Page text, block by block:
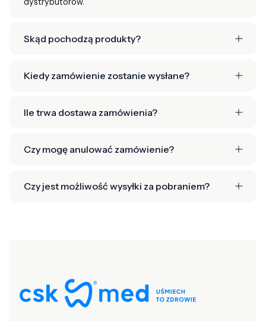
Skąd pochodzą produkty?
Kiedy zamówienie zostanie wysłane?
Ile trwa dostawa zamówienia?
Czy mogę anulować zamówienie?
Czy jest możliwość wysyłki za pobraniem?